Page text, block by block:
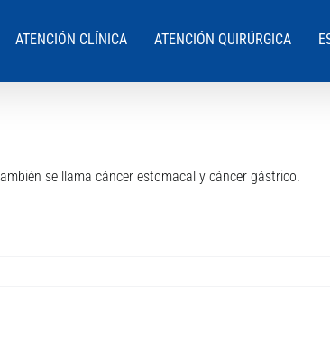
ATENCIÓN CLÍNICA ATENCIÓN QUIRÚRGICA
se llama cáncer estomacal y cáncer gástrico.